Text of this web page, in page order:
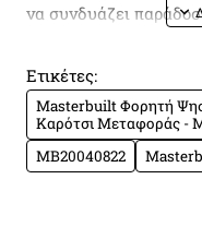
να συνδυάζει
Χάρη στον καινοτόμο
η ρύθμιση της
με ακρίβεια,
Ετικέτες:
Masterbuilt Φορητή
Καρότσι Μεταφοράς -
MB20040822